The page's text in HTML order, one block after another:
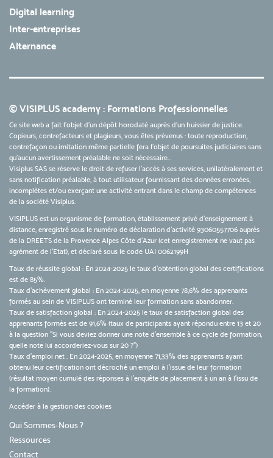
Digital learning
Inter-entreprises
Alternance
© VISIPLUS academy : Formations Professionnelles
Ce site web a fait l'objet d'un dépôt horodaté auprès d'un huissier de justice.
Copieurs, contrefacteurs et plagieurs, vous êtes prévenus : toute reproduction,
contrefaçon ou imitation même partielle fera l'objet de poursuites judiciaires sans
qu’aucun avertissement préalable ne soit nécessaire...
Visiplus SAS se réserve le droit de refuser l'accès à ses services, unilatéralement et
sans notification préalable, à tout utilisateur fournissant des données erronées,
incomplètes et/ou exerçant une activité entrant dans le champ de compétences
de la société Visiplus.
VISIPLUS est un organisme de formation, établissement privé d’enseignement à
distance, enregistré sous le numéro de déclaration d’activité 93060557706 auprès
de la DREETS de la Provence Alpes Côte d’Azur (cet enregistrement ne vaut pas
agrément de l’Etat), et déclaré sous le code UAI 0062199H
Taux de réussite global : En 2024-2025 le taux d'obtention global des certifications
est de 85%.
Taux d’achèvement global : En 2024-2025, en moyenne 78,6% des apprenants
formés au sein de VISIPLUS ont terminé leur formation sans abandonner.
Taux de satisfaction global : En 2024-2025 le taux de satisfaction global des
apprenants formés est de 91,6% (taux de participants ayant répondu entre 13 et 20
à la question "Si vous deviez donner une note d’ensemble à ce cycle de formation,
quelle note lui accorderiez-vous sur 20 ?")
Taux d’emploi net : En 2024-2025, en moyenne 71,33% des apprenants ayant
obtenu leur certification ont décroché un emploi à l'issue de leur formation
(résultat moyen cumulé des réponses à l'enquête de placement à un an à l'issu de
la formation).
Accéder à la gestion des cookies
Qui Sommes-Nous ?
Ressources
Contact